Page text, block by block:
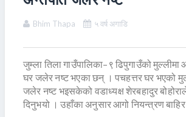
Bhim Thapa ५ वर्ष अगाडि
जुम्ला तिला गाउँपालिका–९ ढिपुगाउँको मुल्लीमा
घर जलेर नष्ट भएका छन् । पचहत्तर घर भएको
जलेर नष्ट भइसकेको वडाध्यक्ष शेरबहादुर
दिनुभयो । उहाँका अनुसार आगो नियन्त्रण